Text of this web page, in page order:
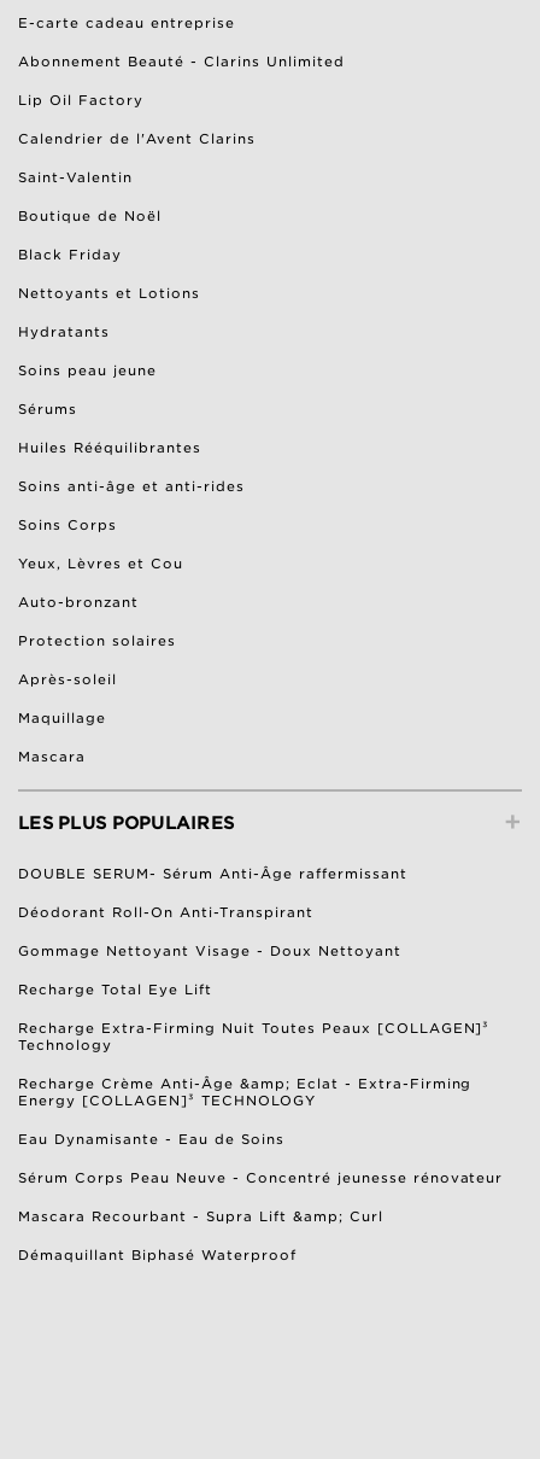
E-carte cadeau entreprise
Abonnement Beauté - Clarins Unlimited
Lip Oil Factory
Calendrier de l'Avent Clarins
Saint-Valentin
Boutique de Noël
Black Friday
Nettoyants et Lotions
Hydratants
Soins peau jeune
Sérums
Huiles Rééquilibrantes
Soins anti-âge et anti-rides
Soins Corps
Yeux, Lèvres et Cou
Auto-bronzant
Protection solaires
Après-soleil
Maquillage
Mascara
+
LES PLUS POPULAIRES
DOUBLE SERUM- Sérum Anti-Âge raffermissant
Déodorant Roll-On Anti-Transpirant
Gommage Nettoyant Visage​ - Doux Nettoyant
Recharge Total Eye Lift
Recharge Extra-Firming Nuit Toutes Peaux [COLLAGEN]³
Technology
Recharge Crème Anti-Âge &amp; Eclat - Extra-Firming
Energy [COLLAGEN]³ TECHNOLOGY
Eau Dynamisante - Eau de Soins
Sérum Corps Peau Neuve - Concentré jeunesse rénovateur
Mascara Recourbant - Supra Lift &amp; Curl
Démaquillant Biphasé Waterproof